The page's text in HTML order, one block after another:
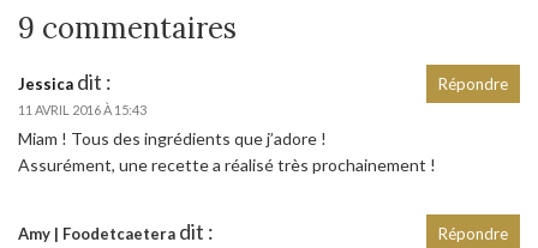
9 commentaires
Jessica dit :
11 AVRIL 2016 À 15:43
Miam ! Tous des ingrédients que j’adore !
Assurément, une recette a réalisé très prochainement !
Répondre
Amy | Foodetcaetera dit : Répondre